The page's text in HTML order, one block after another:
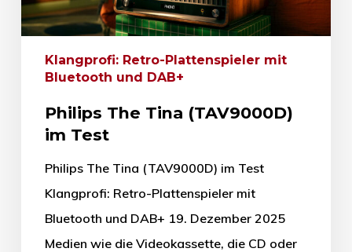
Klangprofi: Retro-Plattenspieler mit
Bluetooth und DAB+
Philips The Tina (TAV9000D)
im Test
Philips The Tina (TAV9000D) im Test
Klangprofi: Retro-Plattenspieler mit
Bluetooth und DAB+ 19. Dezember 2025
Medien wie die Videokassette, die CD oder